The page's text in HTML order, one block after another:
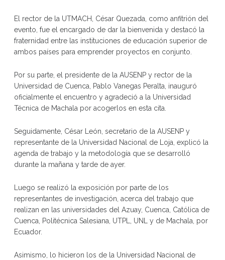
El rector de la UTMACH, César Quezada, como anfitrión del
evento, fue el encargado de dar la bienvenida y destacó la
fraternidad entre las instituciones de educación superior de
ambos países para emprender proyectos en conjunto.
Por su parte, el presidente de la AUSENP y rector de la
Universidad de Cuenca, Pablo Vanegas Peralta, inauguró
oficialmente el encuentro y agradeció a la Universidad
Técnica de Machala por acogerlos en esta cita.
Seguidamente, César León, secretario de la AUSENP y
representante de la Universidad Nacional de Loja, explicó la
agenda de trabajo y la metodología que se desarrolló
durante la mañana y tarde de ayer.
Luego se realizó la exposición por parte de los
representantes de investigación, acerca del trabajo que
realizan en las universidades del Azuay, Cuenca, Católica de
Cuenca, Politécnica Salesiana, UTPL, UNL y de Machala, por
Ecuador.
Asimismo, lo hicieron los de la Universidad Nacional de